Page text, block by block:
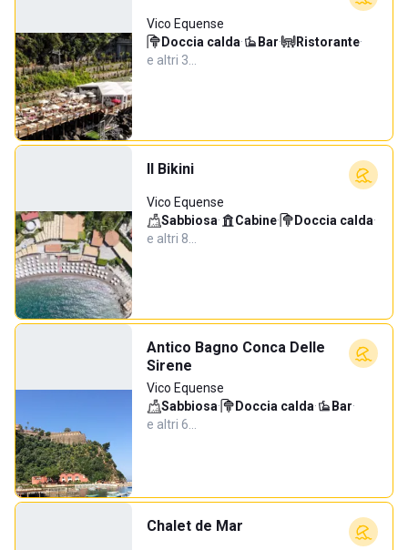
Vico Equense
Doccia calda· Bar· Ristorante·
e altri 3…
Il Bikini
Vico Equense
Sabbiosa· Cabine· Doccia calda·
e altri 8…
Antico Bagno Conca Delle
Sirene
Vico Equense
Sabbiosa· Doccia calda· Bar·
e altri 6…
Chalet de Mar